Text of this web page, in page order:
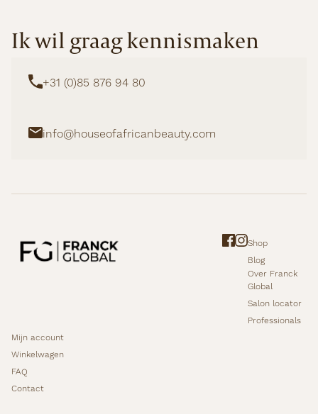
Ik wil graag kennismaken
+31 (0)85 876 94 80
info@houseofafricanbeauty.com
Shop
Blog
Over Franck
Global
Salon locator
Professionals
Mijn account
Winkelwagen
FAQ
Contact